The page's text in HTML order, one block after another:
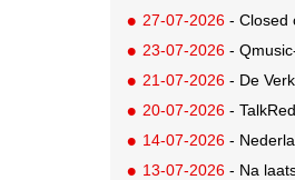
27-07-2026 - Closed
23-07-2026 -
21-07-2026 - De
20-07-2026 -
14-07-2026 -
13-07-2026 - Na